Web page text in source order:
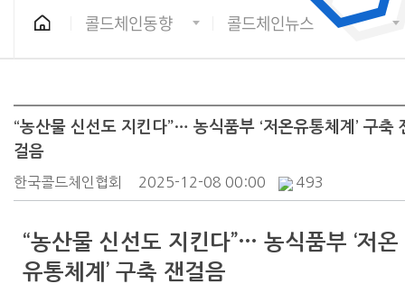
콜드체인동향 콜드체인뉴스
“농산물 신선도 지킨다”… 농식품부 ‘저온유통체계’ 구축
걸음
한국콜드체인협회 2025-12-08 00:00 493
“농산물 신선도 지킨다”… 농식품부 ‘저온
유통체계’ 구축 잰걸음